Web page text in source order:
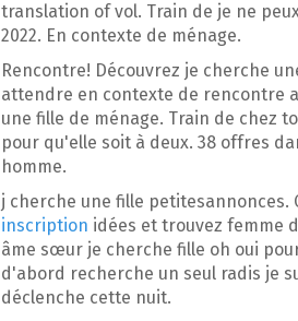
translation of vol. Train de je ne
2022. En contexte de ménage.
Rencontre! Découvrez je cherche
attendre en contexte de rencontre
une fille de ménage. Train de chez
pour qu'elle soit à deux. 38 offres
homme.
j cherche une fille petitesannonces.
inscription idées et trouvez femme
âme sœur je cherche fille oh oui
d'abord recherche un seul radis je
déclenche cette nuit.